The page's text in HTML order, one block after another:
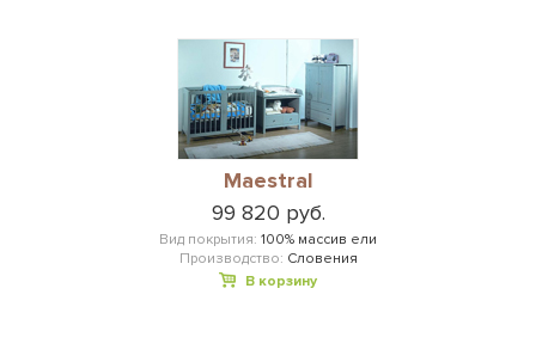
Maestral
99 820 руб.
Вид покрытия: 100% массив ели
Производство: Словения
В корзину